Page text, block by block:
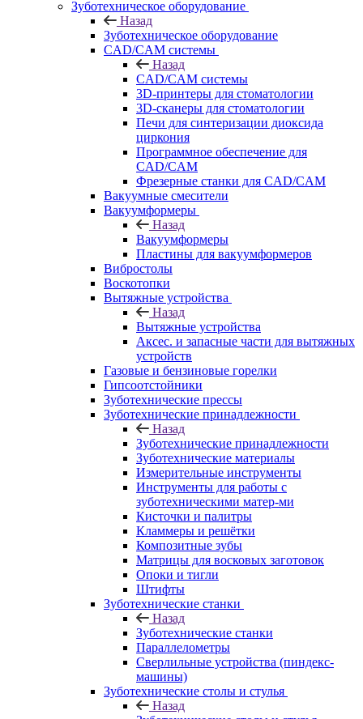
Зуботехническое оборудование
Назад
Зуботехническое оборудование
CAD/CAM системы
Назад
CAD/CAM системы
3D-принтеры для стоматологии
3D-сканеры для стоматологии
Печи для синтеризации диоксида
циркония
Программное обеспечение для
CAD/CAM
Фрезерные станки для CAD/CAM
Вакуумные смесители
Вакуумформеры
Назад
Вакуумформеры
Пластины для вакуумформеров
Вибростолы
Воскотопки
Вытяжные устройства
Назад
Вытяжные устройства
Аксес. и запасные части для вытяжных
устройств
Газовые и бензиновые горелки
Гипсоотстойники
Зуботехнические прессы
Зуботехнические принадлежности
Назад
Зуботехнические принадлежности
Зуботехнические материалы
Измерительные инструменты
Инструменты для работы с
зуботехническими матер-ми
Кисточки и палитры
Кламмеры и решётки
Композитные зубы
Матрицы для восковых заготовок
Опоки и тигли
Штифты
Зуботехнические станки
Назад
Зуботехнические станки
Параллелометры
Сверлильные устройства (пиндекс-
машины)
Зуботехнические столы и стулья
Назад